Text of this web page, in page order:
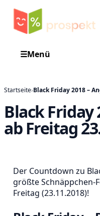
☰Menü
Startseite›Black Friday 2018 –
Black Friday
ab Freitag
Der Countdown zu
größte Schnäppchen-
Freitag (23.11.2018)!